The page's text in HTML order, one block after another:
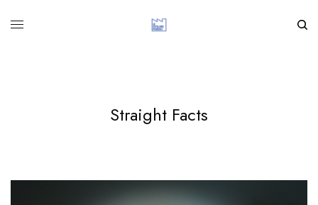
Straight Facts